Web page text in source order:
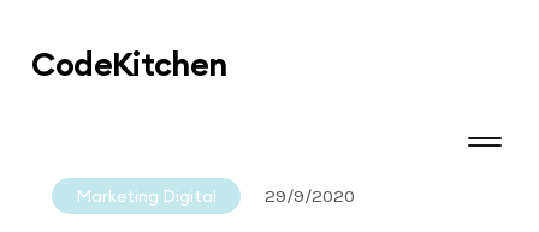
CodeKitchen
Marketing Digital 29/9/2020